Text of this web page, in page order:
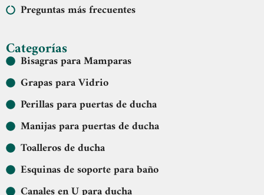
Preguntas más frecuentes
Categorías
Bisagras para Mamparas
Grapas para Vidrio
Perillas para puertas de ducha
Manijas para puertas de ducha
Toalleros de ducha
Esquinas de soporte para baño